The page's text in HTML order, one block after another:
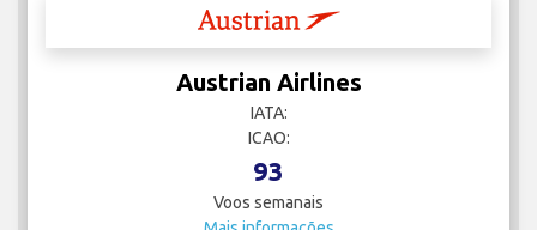
Austrian Airlines
IATA:
ICAO:
93
Voos semanais